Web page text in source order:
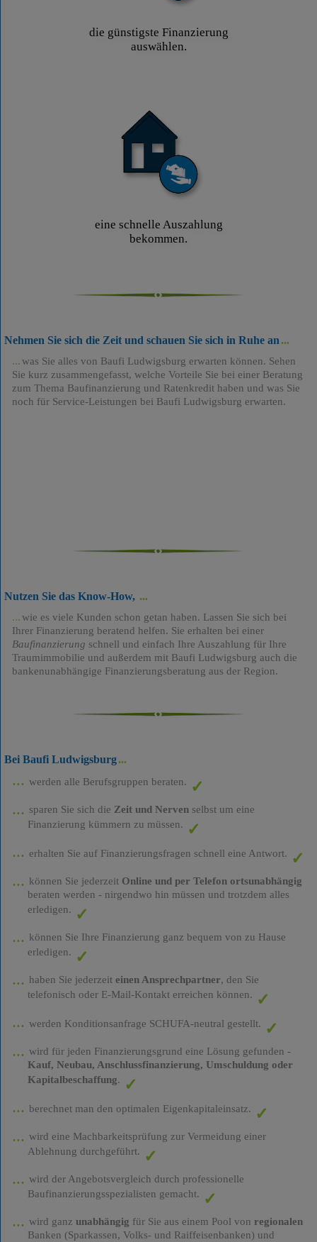
die günstigste Finanzierung
auswählen.
eine schnelle Auszahlung
bekommen.
Nehmen Sie sich die Zeit und schauen Sie sich in Ruhe an
was Sie alles von Baufi Ludwigsburg erwarten können. Sehen
Sie kurz zusammengefasst, welche Vorteile Sie bei einer Beratung
zum Thema Baufinanzierung und Ratenkredit haben und was Sie
noch für Service-Leistungen bei Baufi Ludwigsburg erwarten.
Nutzen Sie das Know-How,
wie es viele Kunden schon getan haben. Lassen Sie sich bei
Ihrer Finanzierung beratend helfen. Sie erhalten bei einer
Baufinanzierung schnell und einfach Ihre Auszahlung für Ihre
Traumimmobilie und außerdem mit Baufi Ludwigsburg auch die
bankenunabhängige Finanzierungsberatung aus der Region.
Bei Baufi Ludwigsburg
werden alle Berufsgruppen beraten.
sparen Sie sich die Zeit und Nervenselbst um eine
Finanzierung kümmern zu müssen.
erhalten Sie auf Finanzierungsfragen schnell eine Antwort.
können Sie jederzeit Online und per Telefon ortsunabhängig
beraten werden - nirgendwo hin müssen und trotzdem alles
erledigen.
können Sie Ihre Finanzierung ganz bequem von zu Hause
erledigen.
haben Sie jederzeit einen Ansprechpartner, den Sie
telefonisch oder E-Mail-Kontakt erreichen können.
werden Konditionsanfrage SCHUFA-neutral gestellt.
wird für jeden Finanzierungsgrund eine Lösung gefunden -
Kauf, Neubau, Anschlussfinanzierung, Umschuldung oder
Kapitalbeschaffung.
berechnet man den optimalen Eigenkapitaleinsatz.
wird eine Machbarkeitsprüfung zur Vermeidung einer
Ablehnung durchgeführt.
wird der Angebotsvergleich durch professionelle
Baufinanzierungsspezialisten gemacht.
wird ganz unabhängig für Sie aus einem Pool von regionalen
Banken (Sparkassen, Volks- und Raiffeisenbanken) und